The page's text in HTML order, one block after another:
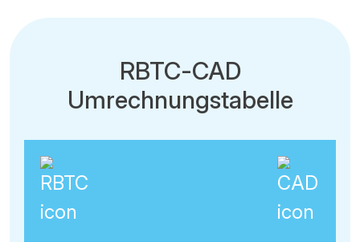
RBTC-CAD
Umrechnungstabelle